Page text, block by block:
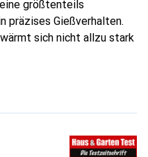
größtenteils
präzises Gießverhalten.
sich nicht allzu stark